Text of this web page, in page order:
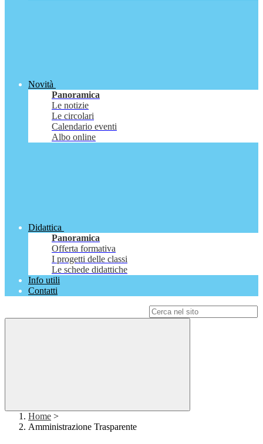
Novità
Panoramica
Le notizie
Le circolari
Calendario eventi
Albo online
Didattica
Panoramica
Offerta formativa
I progetti delle classi
Le schede didattiche
Info utili
Contatti
Home >
Amministrazione Trasparente